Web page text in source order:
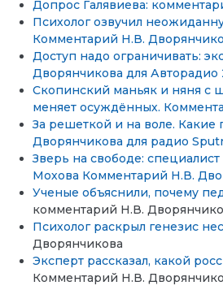
Допрос Галявиева:
Психолог озвучил
Комментарий Н.В.
Доступ надо ограничивать:
Дворянчикова для Авторадио
Скопинский маньяк и няня с
меняет осуждённых.
За решеткой и на воле.
Дворянчикова для радио
Зверь на свободе:
Мохова Комментарий Н.В.
Ученые объяснили, почему
комментарий Н.В.
Психолог раскрыл генезис
Дворянчикова
Эксперт рассказал, какой
Комментарий Н.В.